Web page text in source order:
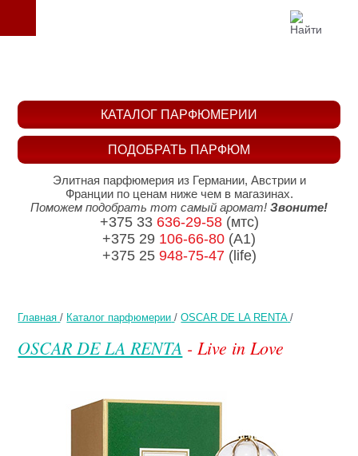
Главная / Каталог парфюмерии /OSCAR DE LA RENTA /
OSCAR DE LA RENTA - Live in Love
ПОДОБРАТЬ ПАРФЮМ
КАТАЛОГ ПАРФЮМЕРИИ
Элитная парфюмерия из Германии, Австрии и
Франции по ценам ниже чем в магазинах.
Поможем подобрать тот самый аромат! Звоните!
+375 33 636-29-58(мтс)
+375 29 106-66-80 (A1)
+375 25 948-75-47(life)